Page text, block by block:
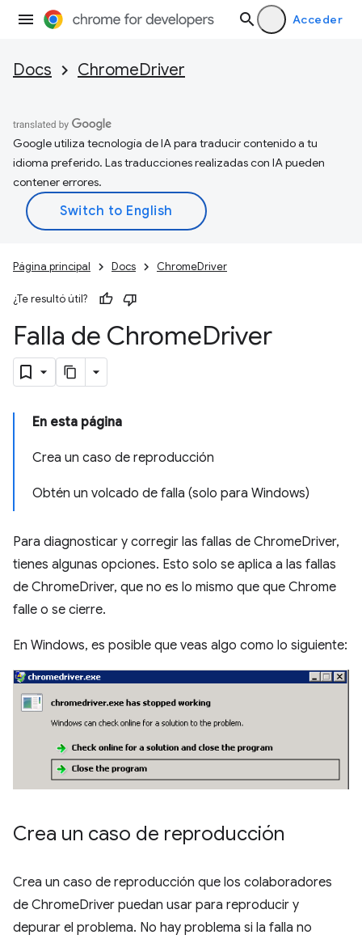
Acceder
Docs ChromeDriver
Google utiliza tecnología de IA para traducir contenido a tu
idioma preferido. Las traducciones realizadas con IA pueden
contener errores.
Página principal Docs ChromeDriver
¿Te resultó útil?
Falla de ChromeDriver
En esta página
Crea un caso de reproducción
Obtén un volcado de falla (solo para Windows)
Para diagnosticar y corregir las fallas de ChromeDriver,
tienes algunas opciones. Esto solo se aplica a las fallas
de ChromeDriver, que no es lo mismo que que Chrome
falle o se cierre.
En Windows, es posible que veas algo como lo siguiente:
Crea un caso de reproducción
Crea un caso de reproducción que los colaboradores
de ChromeDriver puedan usar para reproducir y
depurar el problema. No hay problema si la falla no